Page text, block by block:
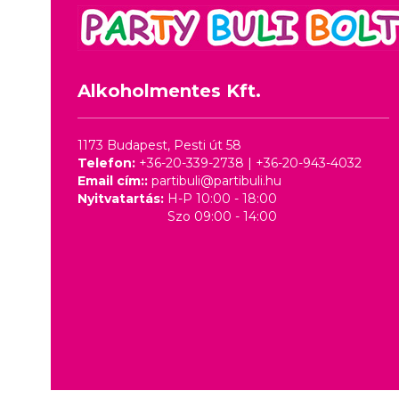
Alkoholmentes Kft.
1173 Budapest, Pesti út 58
Telefon: +36-20-339-2738 | +36-20-943-4032
Email cím:: partibuli@partibuli.hu
Nyitvatartás: H-P 10:00 - 18:00
Szo 09:00 - 14:00